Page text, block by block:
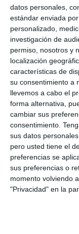
datos personales,
estándar enviada
personalizado,
investigación de
permiso, nosotros y
localización
características de
su consentimiento a
llevemos a cabo el
forma alternativa,
cambiar sus
consentimiento.
sus datos
pero usted tiene el
preferencias se
sus preferencias o
momento volviendo
"Privacidad" en la
absoluta masculina
veterano/a B
Además, la carrera
euros de cada
Federación
Si quiere recibir
pinche aquí.
LO ÚLTIMO
Reale asegura la
Clásico de Mérida
Aún quedan
5/2025 del
Swiss Re
millones de